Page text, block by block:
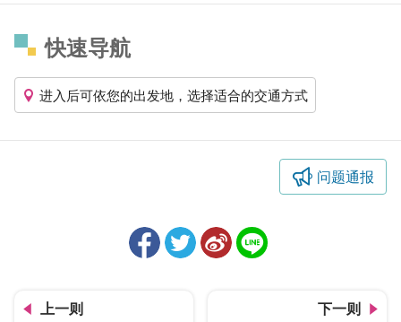
快速导航
进入后可依您的出发地，选择适合的交通方式
问题通报
上一则 下一则